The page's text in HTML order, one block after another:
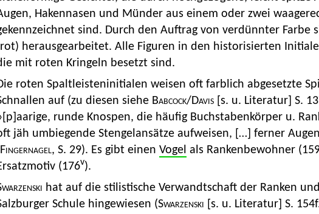
Hakennasen und Münder aus einem oder zwei
sind. Durch den Auftrag von verdünnter Farbe
herausgearbeitet. Alle Figuren in den historisierten
mit roten Kringeln besetzt sind.
roten Spaltleisteninitialen weisen oft farblich abgesetzte
auf (zu diesen siehe Babcock/Davis[s. u. Literatur] S.
runde Knospen, die häufig Buchstabenkörper u.
jäh umbiegende Stengelansätze aufweisen, […] ferner
Fingernagel, S. 29). Es gibt einen Vogel als Rankenbewohner
(176v).
hat auf die stilistische Verwandtschaft der Ranken
Schule hingewiesen (Swarzenski [s. u. Literatur] S.